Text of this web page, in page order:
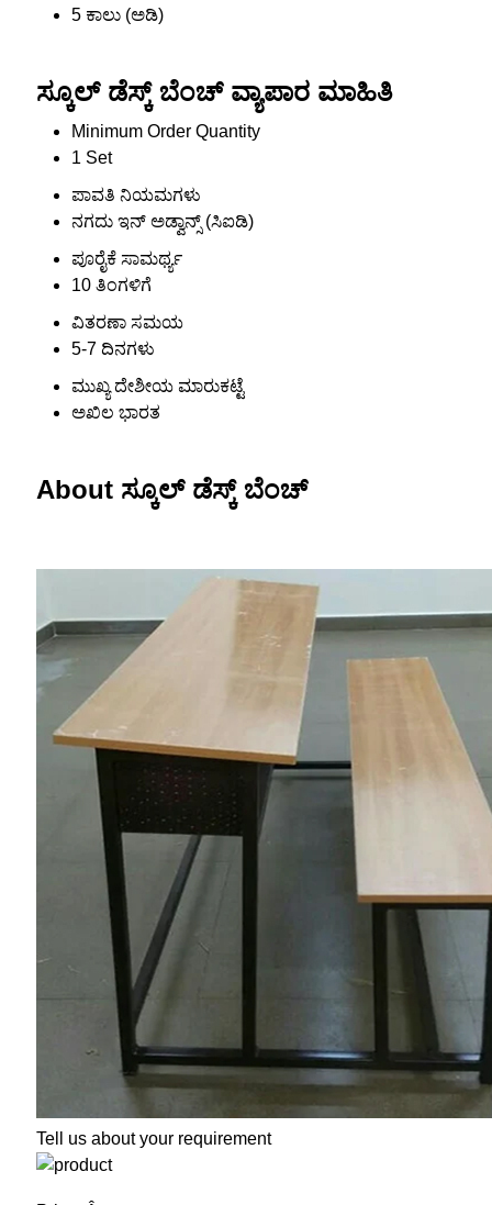
5 ಕಾಲು (ಅಡಿ)
ಸ್ಕೂಲ್ ಡೆಸ್ಕ್ ಬೆಂಚ್ ವ್ಯಾಪಾರ ಮಾಹಿತಿ
Minimum Order Quantity
1 Set
ಪಾವತಿ ನಿಯಮಗಳು
ನಗದು ಇನ್ ಅಡ್ವಾನ್ಸ್ (ಸಿಐಡಿ)
ಪೂರೈಕೆ ಸಾಮರ್ಥ್ಯ
10 ತಿಂಗಳಿಗೆ
ವಿತರಣಾ ಸಮಯ
5-7 ದಿನಗಳು
ಮುಖ್ಯ ದೇಶೀಯ ಮಾರುಕಟ್ಟೆ
ಅಖಿಲ ಭಾರತ
About ಸ್ಕೂಲ್ ಡೆಸ್ಕ್ ಬೆಂಚ್
Tell us about your requirement